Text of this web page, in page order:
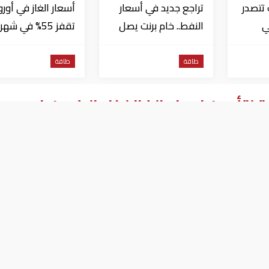
تتصدر
تراجع جديد في أسعار
النفط.. خام برنت يصل
للبرميل
طاقة
أسعار الغاز في
تقفز 55% في شهر
طاقة
امداد الغاز لكلا البلدين في